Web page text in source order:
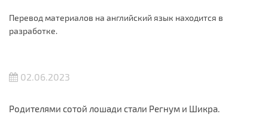
Перевод материалов на английский язык находится в
разработке.
02.06.2023
Родителями сотой лошади стали Регнум и Шикра.